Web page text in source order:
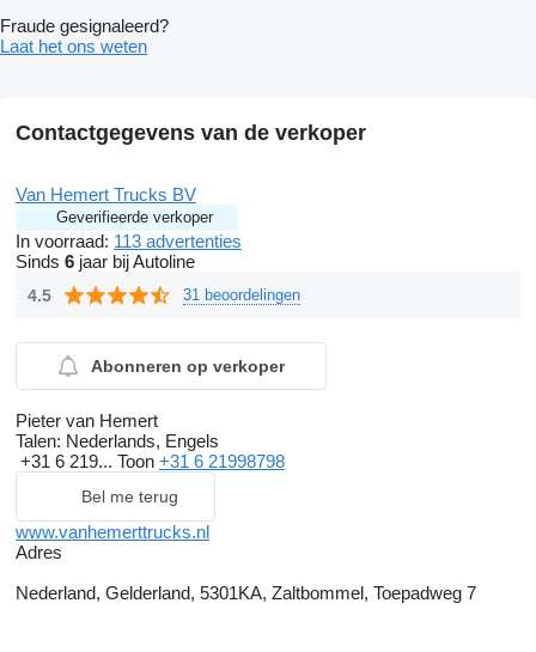
Fraude gesignaleerd?
Laat het ons weten
Contactgegevens van de verkoper
Van Hemert Trucks BV
Geverifieerde verkoper
In voorraad: 113 advertenties
Sinds 6 jaar bij Autoline
4.5 31 beoordelingen
Abonneren op verkoper
Pieter van Hemert
Talen: Nederlands, Engels
+31 6 219... Toon +31 6 21998798
Bel me terug
www.vanhemerttrucks.nl
Adres
Nederland, Gelderland, 5301KA, Zaltbommel, Toepadweg 7